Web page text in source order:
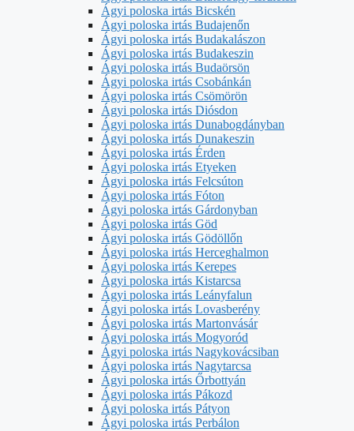
Ágyi poloska irtás Bicskén
Ágyi poloska irtás Budajenőn
Ágyi poloska irtás Budakalászon
Ágyi poloska irtás Budakeszin
Ágyi poloska irtás Budaörsön
Ágyi poloska irtás Csobánkán
Ágyi poloska irtás Csömörön
Ágyi poloska irtás Diósdon
Ágyi poloska irtás Dunabogdányban
Ágyi poloska irtás Dunakeszin
Ágyi poloska irtás Érden
Ágyi poloska irtás Etyeken
Ágyi poloska irtás Felcsúton
Ágyi poloska irtás Fóton
Ágyi poloska irtás Gárdonyban
Ágyi poloska irtás Göd
Ágyi poloska irtás Gödöllőn
Ágyi poloska irtás Herceghalmon
Ágyi poloska irtás Kerepes
Ágyi poloska irtás Kistarcsa
Ágyi poloska irtás Leányfalun
Ágyi poloska irtás Lovasberény
Ágyi poloska irtás Martonvásár
Ágyi poloska irtás Mogyoród
Ágyi poloska irtás Nagykovácsiban
Ágyi poloska irtás Nagytarcsa
Ágyi poloska irtás Őrbottyán
Ágyi poloska irtás Pákozd
Ágyi poloska irtás Pátyon
Ágyi poloska irtás Perbálon